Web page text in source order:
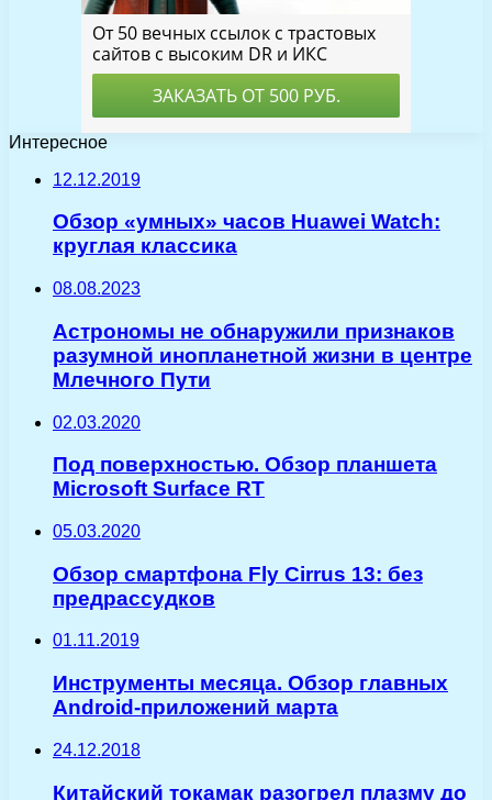
Интересное
12.12.2019
Обзор «умных» часов Huawei Watch:
круглая классика
08.08.2023
Астрономы не обнаружили признаков
разумной инопланетной жизни в центре
Млечного Пути
02.03.2020
Под поверхностью. Обзор планшета
Microsoft Surface RT
05.03.2020
Обзор смартфона Fly Cirrus 13: без
предрассудков
01.11.2019
Инструменты месяца. Обзор главных
Android-приложений марта
24.12.2018
Китайский токамак разогрел плазму до